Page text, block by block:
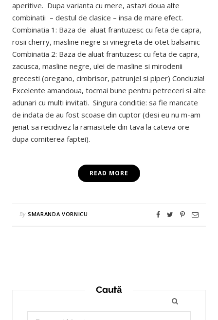
aperitive. Dupa varianta cu mere, astazi doua alte
combinatii – destul de clasice – insa de mare efect.
Combinatia 1: Baza de aluat frantuzesc cu feta de capra,
rosii cherry, masline negre si vinegreta de otet balsamic
Combinatia 2: Baza de aluat frantuzesc cu feta de capra,
zacusca, masline negre, ulei de masline si mirodenii
grecesti (oregano, cimbrisor, patrunjel si piper) Concluzia!
Excelente amandoua, tocmai bune pentru petreceri si alte
adunari cu multi invitati. Singura conditie: sa fie mancate
de indata de au fost scoase din cuptor (desi eu nu m-am
jenat sa recidivez la ramasitele din tava la cateva ore
dupa comiterea faptei).
READ MORE
By SMARANDA VORNICU
Caută